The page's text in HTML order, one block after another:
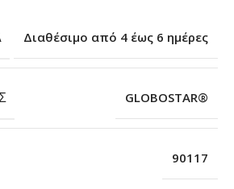
Διαθέσιμο από 4 έως 6 ημέρες
GLOBOSTAR®
90117